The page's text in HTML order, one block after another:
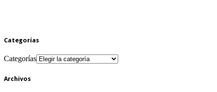
Categorías
Categorías
Archivos